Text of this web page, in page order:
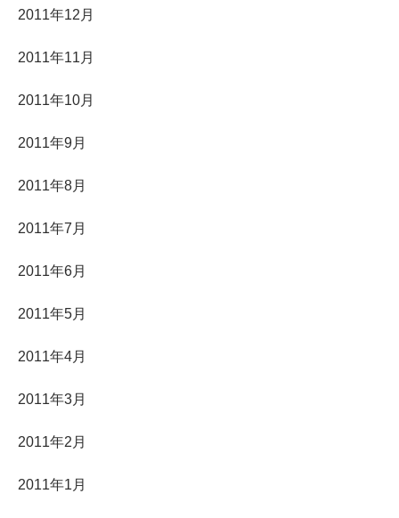
2011年12月
2011年11月
2011年10月
2011年9月
2011年8月
2011年7月
2011年6月
2011年5月
2011年4月
2011年3月
2011年2月
2011年1月